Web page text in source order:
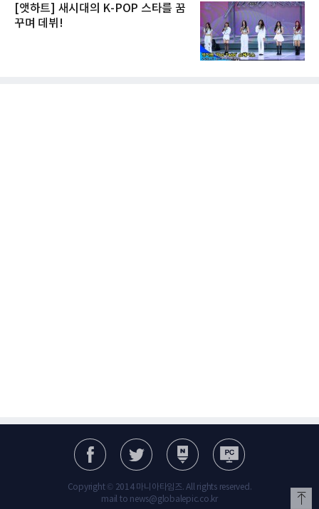
[앳하트] 새시대의 K-POP 스타를 꿈
꾸며 데뷔!
Copyright © 2014 마니아타임즈. All rights reserved.
mail to news@globalepic.co.kr